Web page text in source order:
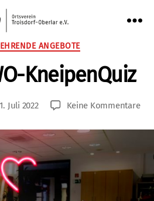
AWO
e.V.
Kategorien
ANGEBOTE
KneipenQuiz
Juli 2022 Keine Kommentarezu
Juli: